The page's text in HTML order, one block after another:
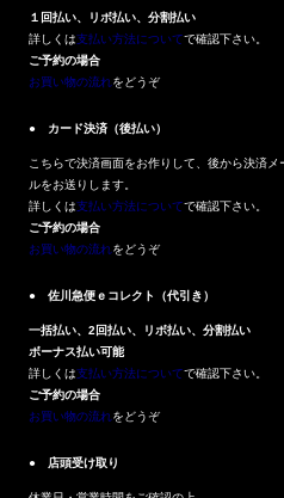
１回払い、リボ払い、分割払い
詳しくは支払い方法についてで確認下さい。
ご予約の場合
お買い物の流れをどうぞ
● カード決済（後払い）
こちらで決済画面をお作りして、後から決済メ
ルをお送りします。
詳しくは支払い方法についてで確認下さい。
ご予約の場合
お買い物の流れをどうぞ
● 佐川急便ｅコレクト（代引き）
一括払い、2回払い、リボ払い、分割払い
ボーナス払い可能
詳しくは支払い方法についてで確認下さい。
ご予約の場合
お買い物の流れをどうぞ
● 店頭受け取り